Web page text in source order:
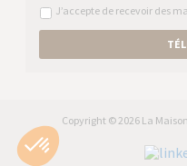
J’accepte de recevoir des
Copyright © 2026 La